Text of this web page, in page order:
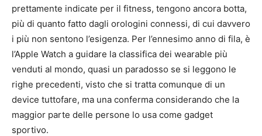
prettamente indicate per il fitness, tengono ancora botta,
più di quanto fatto dagli orologini connessi, di cui davvero
i più non sentono l’esigenza. Per l’ennesimo anno di fila, è
l’Apple Watch a guidare la classifica dei wearable più
venduti al mondo, quasi un paradosso se si leggono le
righe precedenti, visto che si tratta comunque di un
device tuttofare, ma una conferma considerando che la
maggior parte delle persone lo usa come gadget
sportivo.